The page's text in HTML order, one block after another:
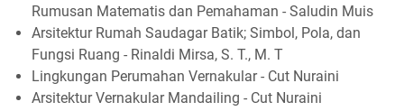
Rumusan Matematis dan Pemahaman - Saludin Muis
Arsitektur Rumah Saudagar Batik; Simbol, Pola, dan
Fungsi Ruang - Rinaldi Mirsa, S. T., M. T
Lingkungan Perumahan Vernakular - Cut Nuraini
Arsitektur Vernakular Mandailing - Cut Nuraini